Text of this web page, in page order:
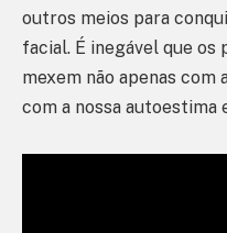
outros meios para
facial. É inegável que
mexem não apenas com
com a nossa autoestima